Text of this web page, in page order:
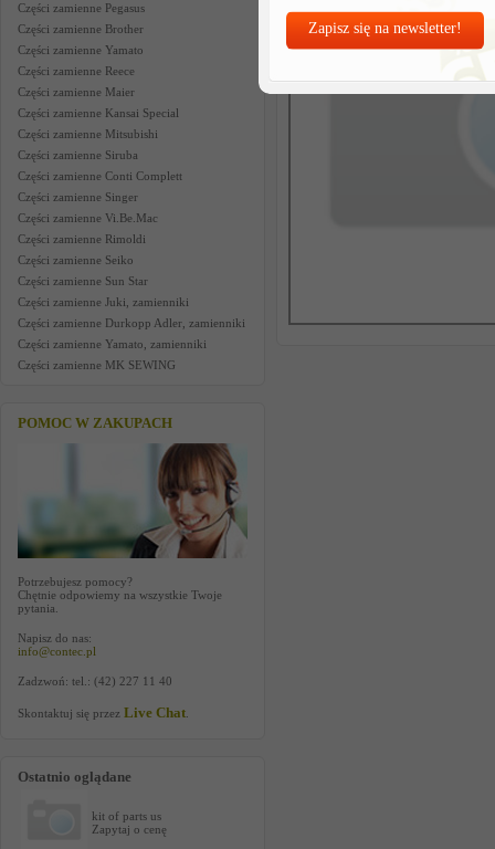
Zapisz się na newsletter!
Części zamienne Pegasus
Części zamienne Brother
Części zamienne Yamato
Części zamienne Reece
Części zamienne Maier
Części zamienne Kansai Special
Części zamienne Mitsubishi
Części zamienne Siruba
Części zamienne Conti Complett
Części zamienne Singer
Części zamienne Vi.Be.Mac
Części zamienne Rimoldi
Części zamienne Seiko
Części zamienne Sun Star
Części zamienne Juki, zamienniki
Części zamienne Durkopp Adler, zamienniki
Części zamienne Yamato, zamienniki
Części zamienne MK SEWING
POMOC W ZAKUPACH
Potrzebujesz pomocy?
Chętnie odpowiemy na wszystkie Twoje
pytania.
Napisz do nas:
info@contec.pl
Zadzwoń: tel.: (42) 227 11 40
Skontaktuj się przez Live Chat
Ostatnio oglądane
kit of parts us
Zapytaj o cenę